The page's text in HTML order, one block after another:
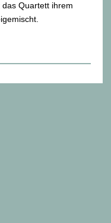
Quartett ihrem